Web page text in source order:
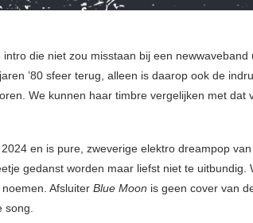
die niet zou misstaan bij een newwaveband
’80 sfeer terug, alleen is daarop ook de
We kunnen haar timbre vergelijken met dat
en is pure, zweverige elektro dreampop
gedanst worden maar liefst niet te uitbundig.
Afsluiter Blue Moon is geen cover van
song.